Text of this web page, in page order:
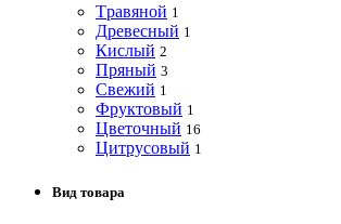
Tравяной 1
Древесный 1
Кислый 2
Пряный 3
Свежий 1
Фруктовый 1
Цветочный 16
Цитрусовый 1
Вид товара